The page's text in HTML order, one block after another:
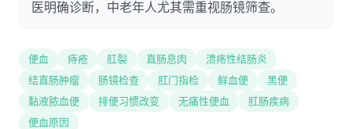
医明确诊断，中老年人尤其需重视肠镜筛查。
便血 痔疮 肛裂 直肠息肉
溃疡性结肠炎
结直肠肿瘤
肠镜检查 肛门指检 鲜血便
黑便
黏液脓血便
排便习惯改变 无痛性便血
肛肠疾病
便血原因